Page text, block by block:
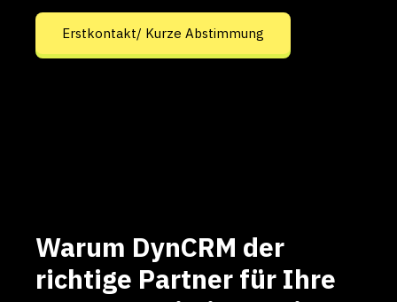
die zu den individuellen Prozessen Ihres
Unternehmens passt.